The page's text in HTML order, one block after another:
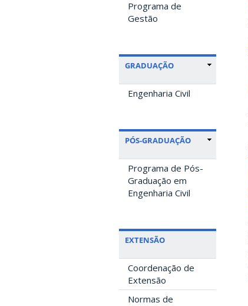
Programa de
Gestão
GRADUAÇÃO
Engenharia Civil
PÓS-GRADUAÇÃO
Programa de Pós-
Graduação em
Engenharia Civil
EXTENSÃO
Coordenação de
Extensão
Normas de